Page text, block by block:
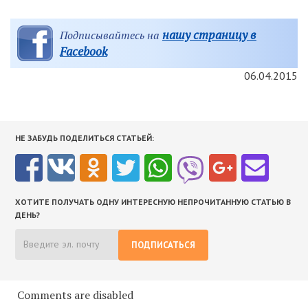
Подписывайтесь на нашу страницу в
Facebook
06.04.2015
НЕ ЗАБУДЬ ПОДЕЛИТЬСЯ СТАТЬЕЙ:
ХОТИТЕ ПОЛУЧАТЬ ОДНУ ИНТЕРЕСНУЮ НЕПРОЧИТАННУЮ СТАТЬЮ В
ДЕНЬ?
ПОДПИСАТЬСЯ
Comments are disabled